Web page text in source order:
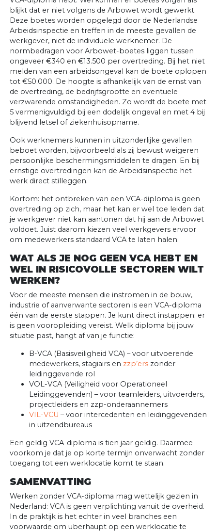
blijkt dat er niet volgens de Arbowet wordt gewerkt.
Deze boetes worden opgelegd door de Nederlandse
Arbeidsinspectie en treffen in de meeste gevallen de
werkgever, niet de individuele werknemer. De
normbedragen voor Arbowet-boetes liggen tussen
ongeveer €340 en €13.500 per overtreding. Bij het niet
melden van een arbeidsongeval kan de boete oplopen
tot €50.000. De hoogte is afhankelijk van de ernst van
de overtreding, de bedrijfsgrootte en eventuele
verzwarende omstandigheden. Zo wordt de boete met
5 vermenigvuldigd bij een dodelijk ongeval en met 4 bij
blijvend letsel of ziekenhuisopname.
Ook werknemers kunnen in uitzonderlijke gevallen
beboet worden, bijvoorbeeld als zij bewust weigeren
persoonlijke beschermingsmiddelen te dragen. En bij
ernstige overtredingen kan de Arbeidsinspectie het
werk direct stilleggen.
Kortom: het ontbreken van een VCA-diploma is geen
overtreding op zich, maar het kan er wel toe leiden dat
je werkgever niet kan aantonen dat hij aan de Arbowet
voldoet. Juist daarom kiezen veel werkgevers ervoor
om medewerkers standaard VCA te laten halen.
WAT ALS JE NOG GEEN VCA HEBT EN
WEL IN RISICOVOLLE SECTOREN WILT
WERKEN?
Voor de meeste mensen die instromen in de bouw,
industrie of aanverwante sectoren is een VCA-diploma
één van de eerste stappen. Je kunt direct instappen: er
is geen vooropleiding vereist. Welk diploma bij jouw
situatie past, hangt af van je functie:
B-VCA (Basisveiligheid VCA) – voor uitvoerende
medewerkers, stagiairs en zzp’ers zonder
leidinggevende rol
VOL-VCA (Veiligheid voor Operationeel
Leidinggevenden) – voor teamleiders, uitvoerders,
projectleiders en zzp-onderaannemers
VIL-VCU – voor intercedenten en leidinggevenden
in uitzendbureaus
Een geldig VCA-diploma is tien jaar geldig. Daarmee
voorkom je dat je op korte termijn onverwacht zonder
toegang tot een werklocatie komt te staan.
SAMENVATTING
Werken zonder VCA-diploma mag wettelijk gezien in
Nederland: VCA is geen verplichting vanuit de overheid.
In de praktijk is het echter in veel branches een
voorwaarde om überhaupt op een werklocatie te